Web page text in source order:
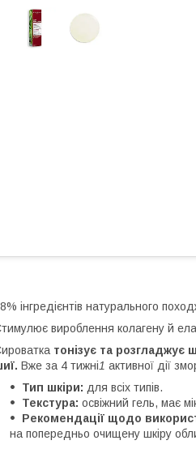
інгредієнтів натурального
вироблення колагену й
тонізує та розгладжує
Вже за 4 тижні1 активної дії
Тип шкіри: для всіх типів.
Текстура: освіжний гель, має
Рекомендації щодо
на попередньо очищену шкіру